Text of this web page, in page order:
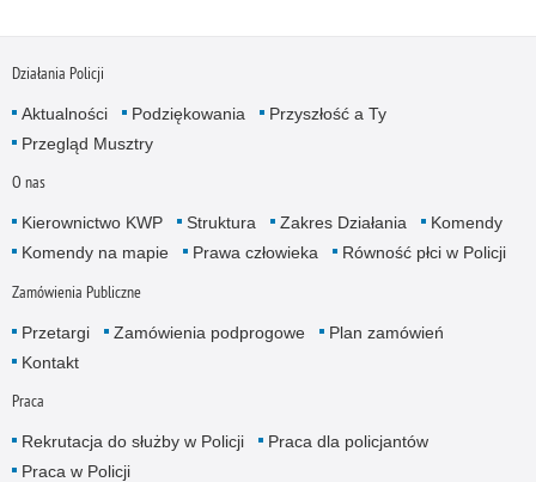
Działania Policji
Aktualności Podziękowania
Przyszłość a Ty
Przegląd Musztry
O nas
Kierownictwo KWP Struktura Zakres Działania
Komendy
Komendy na mapie
Prawa człowieka Równość płci w Policji
Zamówienia Publiczne
Przetargi Zamówienia podprogowe
Plan zamówień
Kontakt
Praca
Rekrutacja do służby w Policji
Praca dla policjantów
Praca w Policji